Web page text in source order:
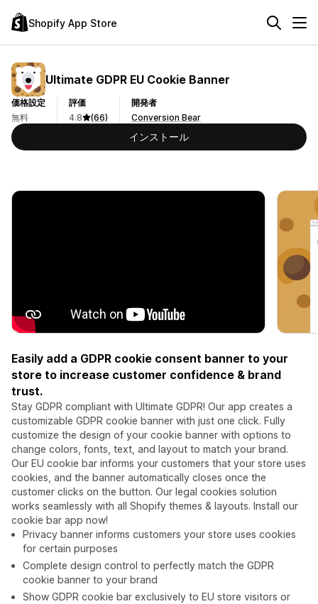
Shopify App Store
Ultimate GDPR EU Cookie Banner
価格設定
無料
評価
4.8
(66)
開発者
Conversion Bear
インストール
Easily add a GDPR cookie consent banner to your
store to increase customer confidence & brand
trust.
Stay GDPR compliant with Ultimate GDPR! Our app creates a
customizable GDPR cookie banner with just one click. Fully
customize the design of your cookie banner with options to
change colors, fonts, text, and layout to match your brand.
Our EU cookie bar informs your customers that your store uses
cookies, and the banner automatically closes once the
customer clicks on the button. Our legal cookies solution
works seamlessly with all Shopify themes & layouts. Install our
cookie bar app now!
Privacy banner informs customers your store uses cookies
for certain purposes
Complete design control to perfectly match the GDPR
cookie banner to your brand
Show GDPR cookie bar exclusively to EU store visitors or